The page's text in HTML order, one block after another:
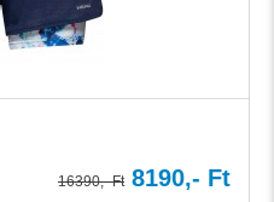
16390,- Ft 8190,- Ft